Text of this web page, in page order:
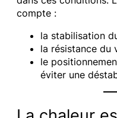
compte :
la stabilisation
la résistance du
le
éviter une